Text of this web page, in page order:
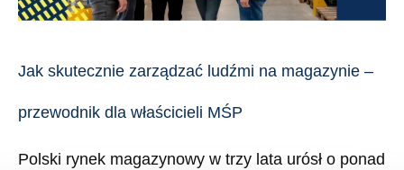
Jak skutecznie zarządzać ludźmi na magazynie –
przewodnik dla właścicieli MŚP
Polski rynek magazynowy w trzy lata urósł o ponad
–
dla
MŚP